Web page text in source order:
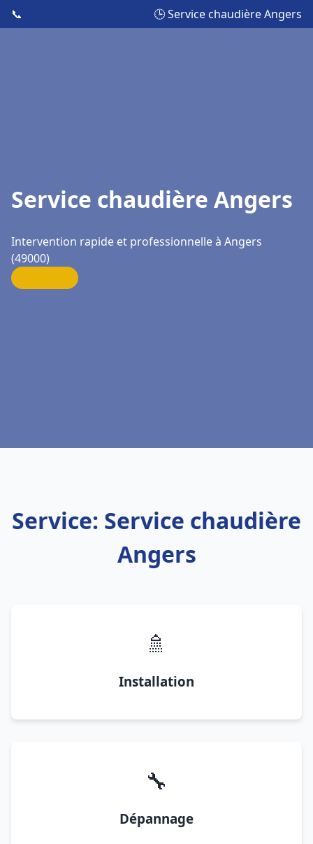
📞 🕒 Service chaudière Angers
Service chaudière Angers
Intervention rapide et professionnelle à Angers
(49000)
Service: Service chaudière
Angers
🚿
Installation
🔧
Dépannage